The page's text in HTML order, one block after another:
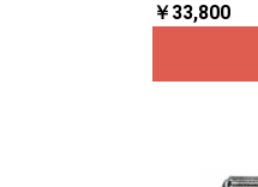
￥33,800